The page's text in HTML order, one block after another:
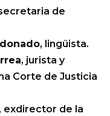
de
, lingüista.
, jurista y
Corte de Justicia
, exdirector de la